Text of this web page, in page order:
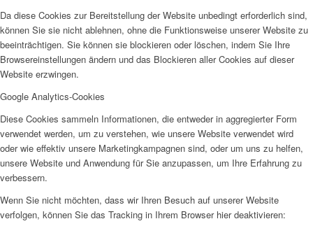
Da diese Cookies zur Bereitstellung der Website unbedingt erforderlich sind,
können Sie sie nicht ablehnen, ohne die Funktionsweise unserer Website zu
beeinträchtigen. Sie können sie blockieren oder löschen, indem Sie Ihre
Browsereinstellungen ändern und das Blockieren aller Cookies auf dieser
Website erzwingen.
Google Analytics-Cookies
Diese Cookies sammeln Informationen, die entweder in aggregierter Form
verwendet werden, um zu verstehen, wie unsere Website verwendet wird
oder wie effektiv unsere Marketingkampagnen sind, oder um uns zu helfen,
unsere Website und Anwendung für Sie anzupassen, um Ihre Erfahrung zu
verbessern.
Wenn Sie nicht möchten, dass wir Ihren Besuch auf unserer Website
verfolgen, können Sie das Tracking in Ihrem Browser hier deaktivieren: